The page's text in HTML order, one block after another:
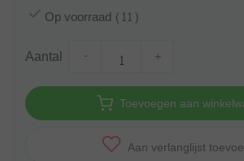
Op voorraad (11)
Aantal +
Toevoegen aan
Aan verlanglijst